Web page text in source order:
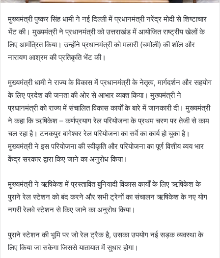
मुख्यमंत्री पुष्कर सिंह धामी ने नई दिल्ली में प्रधानमंत्री नरेंद्र मोदी से शिष्टाचार
भेंट की। मुख्यमंत्री ने प्रधानमंत्री को उत्तराखंड में आयोजित राष्ट्रीय खेलों के
लिए आमंत्रित किया। उन्होंने प्रधानमंत्री को मलारी (चमोली) की शॉल और
नारायण आश्रम की प्रतिकृति भेंट की।
मुख्यमंत्री धामी ने राज्य के विकास में प्रधानमंत्री के नेतृत्व, मार्गदर्शन और सहयोग
के लिए प्रदेश की जनता की ओर से आभार व्यक्त किया। मुख्यमंत्री ने
प्रधानमंत्री को राज्य में संचालित विकास कार्यों के बारे में जानकारी दी। मुख्यमंत्री
ने कहा कि ऋषिकेश – कर्णप्रयाग रेल परियोजना के प्रथम चरण पर तेजी से काम
चल रहा है। टनकपुर बागेश्वर रेल परियोजना का सर्वे का कार्य हो चुका है।
मुख्यमंत्री ने इस परियोजना की स्वीकृति और परियोजना का पूर्ण वित्तीय व्यय भार
केंद्र सरकार द्वारा किए जाने का अनुरोध किया।
मुख्यमंत्री ने ऋषिकेश में प्रस्तावित बुनियादी विकास कार्यों के लिए ऋषिकेश के
पुराने रेल स्टेशन को बंद करने और सभी ट्रेनों का संचालन ऋषिकेश के नए योग
नगरी रेलवे स्टेशन से किए जाने का अनुरोध किया।
पुराने स्टेशन की भूमि पर जो रेल ट्रैक है, उसका उपयोग नई सड़क व्यवस्था के
लिए किया जा सकेगा जिससे यातायात में सुधार होगा।